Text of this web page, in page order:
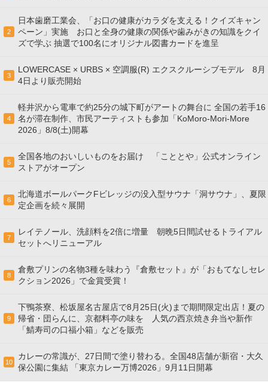
2
日本歯磨工業会、「お口の健康がカラダを支える！クイズキャン
ペーン」実施 お口と全身の健康の関係や歯みがきの知識をクイ
ズで学ぶ 抽選で100名にオリジナル図書カードを進呈
3
LOWERCASE × URBS × 空調服(R) エクスクルーシブモデル 8月
4日より販売開始
4
軽井沢から電車で約25分の城下町がアートの舞台に 全国の若手16
名が滞在制作、市民アーティストも参加「KoMoro-Mori-More
2026」8/8(土)開幕
5
全国各地のおいしいものをお届け 「こととや」公式オンライン
ストアがオープン
6
北海道ボールパークFビレッジの没入型サウナ「洞サウナ」、夏限
定企画を続々展開
7
レイテノール、洗顔料を2倍に増量 朝晩5日間試せるトライアル
セットへリニューアル
8
倉敷プリンの名物3種を味わう『倉敷セット』が「おもてなしセレ
クション2026」で金賞受賞！
9
下鴨茶寮、松坂屋名古屋店で8月25日(火)まで期間限定出店！夏の
帰省・団らんに、京都料亭の味を 人気の西京焼き弁当や新作
「鯖寿司の口福小箱」などを販売
10
カレーの常識が、27日間で塗り替わる。全国48店舗が新宿・大久
保公園に集結 「東京カレー万博2026」9月11日開幕